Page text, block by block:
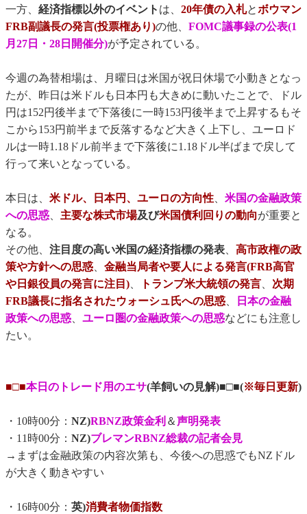
一方、 経済指標以外のイベント は、 20年債の入札とボウマン
FRB副議長の発言(投票権あり)の他、 FOMC議事録の公表(1
月27日・28日開催分)が予定されている。
今週の為替相場は、月曜日は米国が祝日休場で小動きとなっ
たが、昨日は米ドルも日本円も大きめに動いたことで、ドル
円は152円後半まで下落後に一時153円後半まで上昇するもそ
こから153円前半まで反落するなど大きく上下し、ユーロド
ルは一時1.18ドル前半まで下落後に1.18ドル半ばまで戻して
行って来いとなっている。
本日は、 米ドル、日本円、ユーロの方向性、 米国の金融政策
への思惑、 主要な株式市場及び米国債利回りの動向が重要と
なる。
その他、 注目度の高い米国の経済指標の発表、 高市政権の政
策や方針への思惑、 金融当局者や要人による発言(FRB高官
や日銀役員の発言に注目)、 トランプ米大統領の発言、 次期
FRB議長に指名されたウォーシュ氏への思惑、
日本の金融
政策への思惑、 ユーロ圏の金融政策への思惑などにも注意し
たい。
■□■本日のトレード用のエサ(羊飼いの見解)■□■(※毎日更新)
・10時00分： NZ)RBNZ政策金利 ＆声明発表
・11時00分： NZ)ブレマンRBNZ総裁の記者会見
→まずは金融政策の内容次第も、今後への思惑でもNZドル
が大きく動きやすい
・16時00分： 英)消費者物価指数